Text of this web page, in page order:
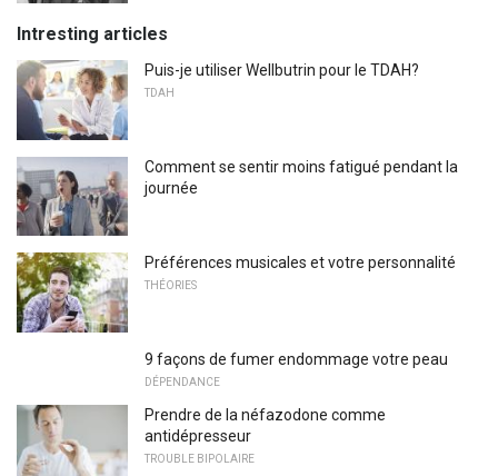
Intresting articles
Puis-je utiliser Wellbutrin pour le TDAH?
TDAH
Comment se sentir moins fatigué pendant la
journée
Préférences musicales et votre personnalité
THÉORIES
9 façons de fumer endommage votre peau
DÉPENDANCE
Prendre de la néfazodone comme
antidépresseur
TROUBLE BIPOLAIRE